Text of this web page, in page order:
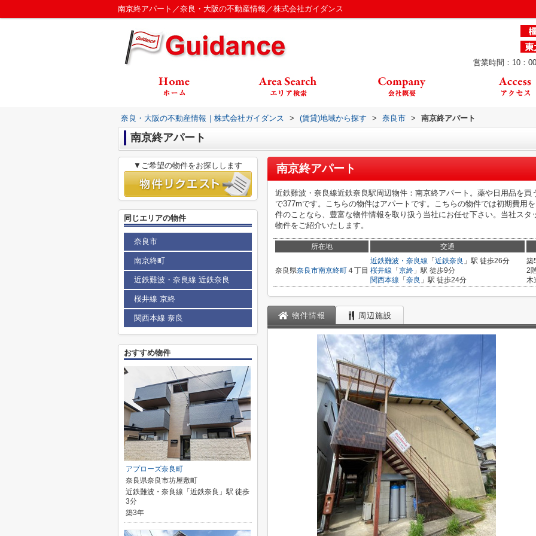
南京終アパート／奈良・大阪の不動産情報／株式会社ガイダンス
営業時間：10：
奈良・大阪の不動産情報｜株式会社ガイダンス > (賃貸)地域から探す > 奈良市 > 南京終アパート
南京終アパート
南京終アパート
近鉄難波・奈良線近鉄奈良駅周辺物件：南京終アパート。薬や日用品を
で377mです。こちらの物件はアパートです。こちらの物件では初期費用
件のことなら、豊富な物件情報を取り扱う当社にお任せ下さい。当社ス
物件をご紹介いたします。
所在地 交通
奈良県奈良市南京終町４丁目
近鉄難波・奈良線 「 近鉄奈良 」駅 徒歩26分
桜井線 「 京終 」駅 徒歩9分
関西本線 「 奈良 」駅 徒歩24分
築
2
木
物件情報 周辺施設
▼ご希望の物件をお探しします
同じエリアの物件
奈良市
南京終町
近鉄難波・奈良線 近鉄奈良
桜井線 京終
関西本線 奈良
おすすめ物件
アプローズ奈良町
奈良県奈良市坊屋敷町
近鉄難波・奈良線「近鉄奈良」駅 徒歩
3分
築3年